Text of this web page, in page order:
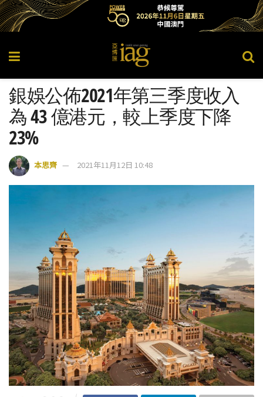
銀娛公佈2021年第三季度收入
為 43 億港元，較上季度下降
23%
本思齊 2021年11月12日 10:48